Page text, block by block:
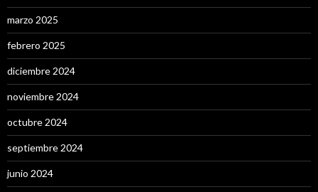
marzo 2025
febrero 2025
diciembre 2024
noviembre 2024
octubre 2024
septiembre 2024
junio 2024